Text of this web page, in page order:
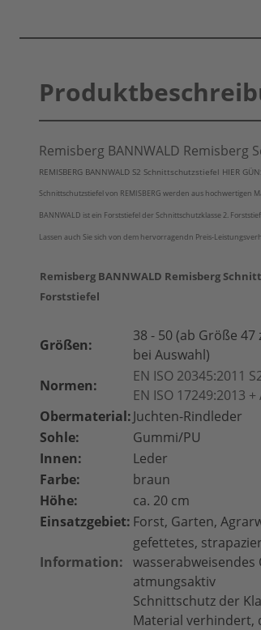
Remisberg BANNWALD Remisberg
REMISBERG BANNWALD S2 Schnittschutzstiefel HIER
Schnittschutzstiefel von REMISBERG werden aus
BANNWALD ist ein Forststiefel der Schnittschutzklasse 2.
Lassen auch Sie sich von dem hervorragendn Preis-
Remisberg BANNWALD Remisberg
Forststiefel
Größen:
38 - 50 (ab Größe
bei Auswahl)
Normen:
EN ISO 20345:2011
EN ISO 17249:2013
Obermaterial:Juchten-Rindleder
Sohle:
Gummi/PU
Innen:
Leder
Farbe:
braun
Höhe:
ca. 20 cm
Einsatzgebiet: Forst, Garten,
Information:
gefettetes,
wasserabweisendes
atmungsaktiv
Schnittschutz der
Material verhindert,